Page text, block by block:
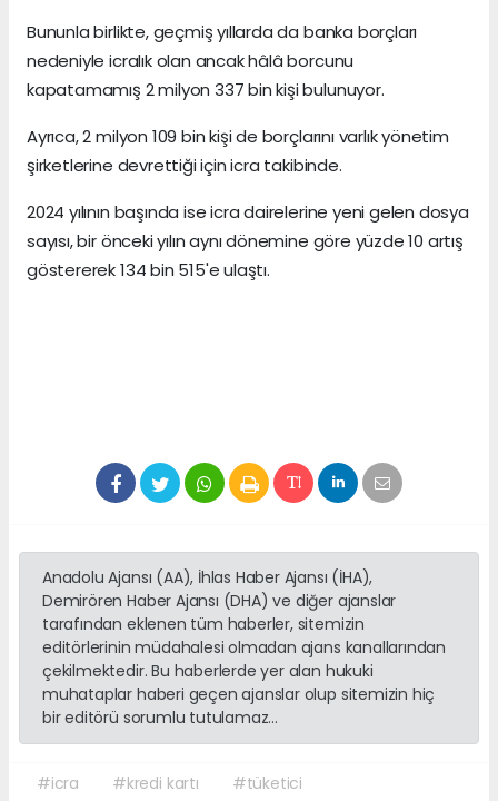
Bununla birlikte, geçmiş yıllarda da banka borçları
nedeniyle icralık olan ancak hâlâ borcunu
kapatamamış 2 milyon 337 bin kişi bulunuyor.
Ayrıca, 2 milyon 109 bin kişi de borçlarını varlık yönetim
şirketlerine devrettiği için icra takibinde.
2024 yılının başında ise icra dairelerine yeni gelen dosya
sayısı, bir önceki yılın aynı dönemine göre yüzde 10 artış
göstererek 134 bin 515'e ulaştı.
Anadolu Ajansı (AA), İhlas Haber Ajansı (İHA),
Demirören Haber Ajansı (DHA) ve diğer ajanslar
tarafından eklenen tüm haberler, sitemizin
editörlerinin müdahalesi olmadan ajans kanallarından
çekilmektedir. Bu haberlerde yer alan hukuki
muhataplar haberi geçen ajanslar olup sitemizin hiç
bir editörü sorumlu tutulamaz...
#icra #kredi kartı #tüketici